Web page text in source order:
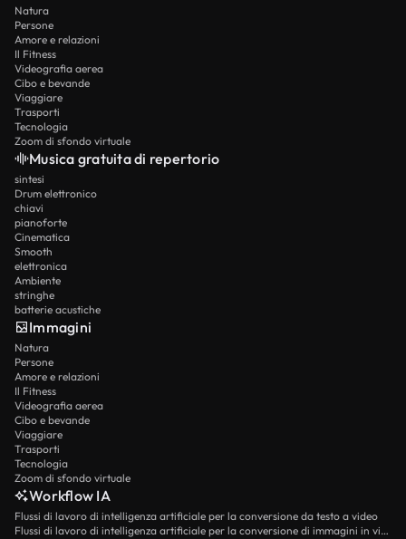
Natura
Persone
Amore e relazioni
Il Fitness
Videografia aerea
Cibo e bevande
Viaggiare
Trasporti
Tecnologia
Zoom di sfondo virtuale
Musica gratuita di repertorio
sintesi
Drum elettronico
chiavi
pianoforte
Cinematica
Smooth
elettronica
Ambiente
stringhe
batterie acustiche
Immagini
Natura
Persone
Amore e relazioni
Il Fitness
Videografia aerea
Cibo e bevande
Viaggiare
Trasporti
Tecnologia
Zoom di sfondo virtuale
Workflow IA
Flussi di lavoro di intelligenza artificiale per la conversione da testo a video
Flussi di lavoro di intelligenza artificiale per la conversione di immagini in video